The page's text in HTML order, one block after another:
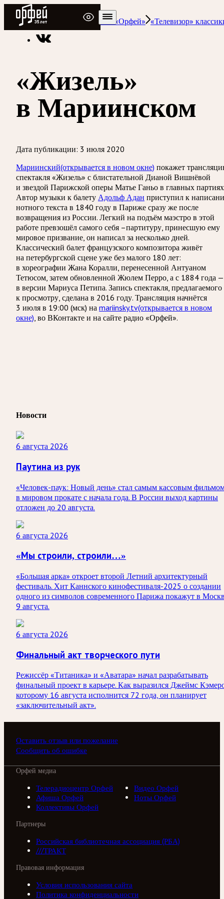
Радио Орфей
Радио классической музыки «Орфей» «Телевизор»
«Жизель»
в Мариинском
Дата публикации: 3 июля 2020
Мариинский(открывается в новом окне) покажет
спектакля «Жизель» с блистательной Дианой Вишнёвой
и звездой Парижской оперы Матье Ганьо в главных
Автор музыки к балету Адольф Адан приступил к
нотного текста в 1840 году в Париже сразу же после
возвращения из России. Легкий на подъём маэстро в этой
работе превзошёл самого себя –партитуру, принесшую ему
мировое призвание, он написал за несколько дней.
Классический балет французского композитора живёт
на петербургской сцене уже без малого 180 лет:
в хореографии Жана Коралли, перенесенной Антуаном
Тетюсом, затем обновленной Жюлем Перро, а с 1884 года —
в версии Мариуса Петипа. Запись спектакля, предлагаемого
к просмотру, сделана в 2016 году. Трансляция начнётся
3 июля в 19:00 (мск) на mariinsky.tv(открывается в новом
окне) , во ВКонтакте и на сайте радио «Орфей».
Новости
6 августа 2026
Паутина из рук
«Человек-паук: Новый день» стал самым кассовым
в мировом прокате с начала года. В России выход картины
отложен до 20 августа.
6 августа 2026
«Мы строили, строили…»
«Большая арка» откроет второй Летний архитектурный
фестиваль. Хит Каннского кинофестиваля-2025 о создании
одного из символов современного Парижа покажут в
9 августа.
6 августа 2026
Финальный акт творческого пути
Режиссёр «Титаника» и «Аватара» начал разрабатывать
финальный проект в карьере. Как выразился Джеймс
которому 16 августа исполнится 72 года, он планирует
«заключительный акт».
Оставить отзыв или пожелание
Сообщить об ошибке
Орфей медиа
Телерадиоцентр Орфей
Видео Орфей
Афиша Орфей
Ноты Орфей
Коллективы Орфей
Партнеры
Российская библиотечная ассоциация (РБА)
///ТРАКТ
Правовая информация
Условия использования сайта
Политика конфиденциальности